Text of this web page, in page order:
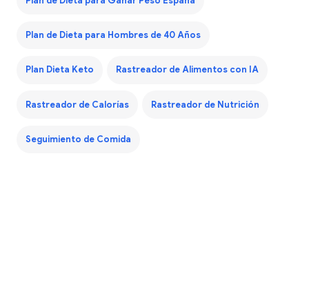
Plan de Dieta para Hombres de 40 Años
Plan Dieta Keto Rastreador de Alimentos con IA
Rastreador de Calorías Rastreador de Nutrición
Seguimiento de Comida